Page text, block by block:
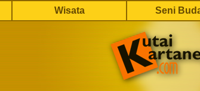
Wisata Seni